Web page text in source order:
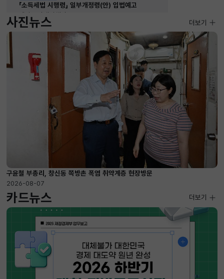
「소득세법 시행령」 일부개정령(안) 입법예고
재산소비세정책관
2026-08-07 ~ 2026-09-10
사진뉴스
구윤철 부총리, 창신동 쪽방촌 폭염 취약계층 현장방문
2026-08-07
사진뉴스
더보기
카드뉴스 더보기